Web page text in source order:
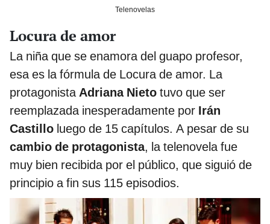
Telenovelas
Locura de amor
La niña que se enamora del guapo profesor,
esa es la fórmula de Locura de amor. La
protagonistaAdriana Nieto tuvo que ser
reemplazada inesperadamente por Irán
Castillo luego de 15 capítulos. A pesar de su
cambio de protagonista, la telenovela fue
muy bien recibida por el público, que siguió de
principio a fin sus 115 episodios.